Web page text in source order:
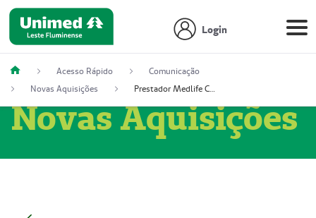
Login
Acesso Rápido
Comunicação
Novas Aquisições
Prestador Medlife Consultas e Diagnósticos (51004334-2)
Novas Aquisições